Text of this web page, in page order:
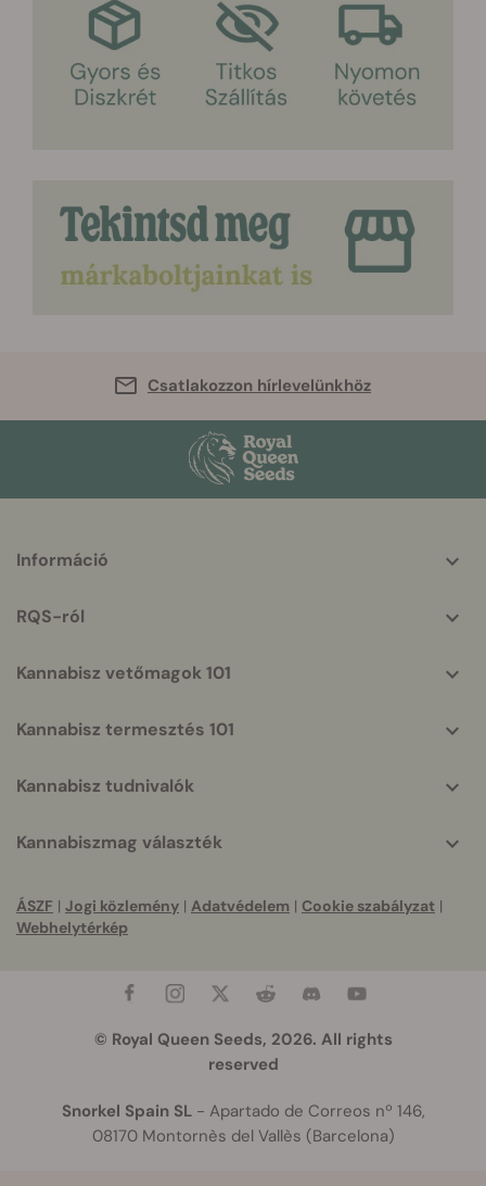
Csatlakozzon hírlevelünkhöz
helpful
Információ
RQS-ról
Kannabisz vetőmagok 101
Kannabisz termesztés 101
Kannabisz tudnivalók
Kannabiszmag választék
ÁSZF | Jogi közlemény | Adatvédelem | Cookie szabályzat |
Webhelytérkép
© Royal Queen Seeds, 2026. All rights
reserved
Snorkel Spain SL- Apartado de Correos nº 146,
08170 Montornès del Vallès (Barcelona)